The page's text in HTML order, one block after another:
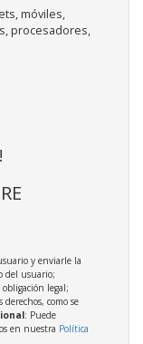
móviles,
procesadores,
y enviarle la
del usuario;
legal;
como se
: Puede
en nuestra Política